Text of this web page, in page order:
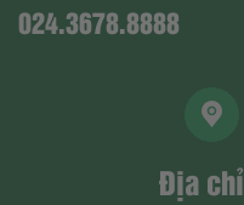
024.3678.8888
Địa chỉ